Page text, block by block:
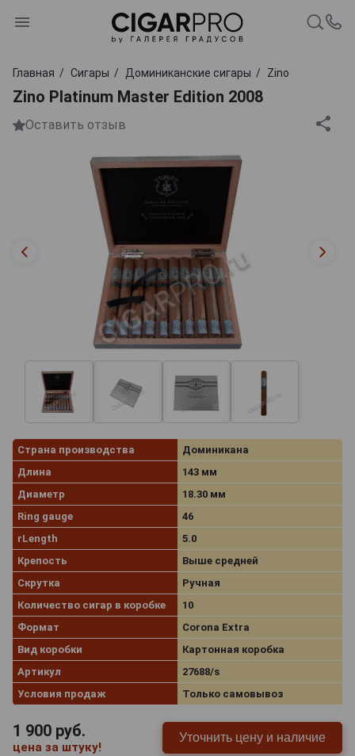
Главная Сигары Доминиканские сигары Zino
Zino Platinum Master Edition 2008
Оставить отзыв
Страна производства
Доминикана
Длина
143 мм
Диаметр
18.30 мм
Ring gauge
46
rLength
5.0
Крепость
Выше средней
Скрутка
Ручная
Количество сигар в коробке
10
Формат
Corona Extra
Вид коробки
Картонная коробка
Артикул
27688/s
Условия продаж
Только самовывоз
1 900 руб.
цена за штуку!
Уточнить цену и наличие